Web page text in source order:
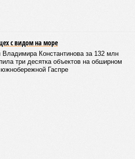
с видом на море
Владимира Константинова за 132 млн
три десятка объектов на обширном
южнобережной Гаспре